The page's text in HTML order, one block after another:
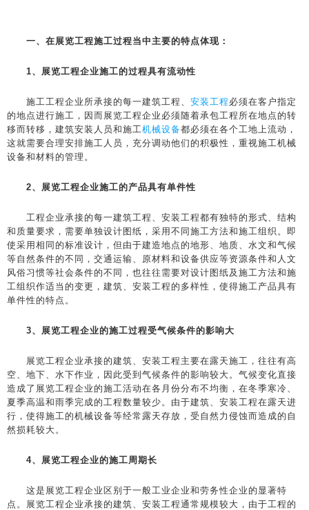
一、在展览工程施工过程当中主要的特点体现：
1、展览工程企业施工的过程具有流动性
施工工程企业所承接的每一建筑工程、 安装工程 必须在客户指定
的地点进行施工，因而展览工程企业必须随着承包工程所在地点的转
移而转移，建筑安装人员和施工机械设备都必须在各个工地上流动，
这就需要合理安排施工人员，充分调动他们的积极性，重视施工机械
设备和材料的管理。
2、展览工程企业施工的产品具有单件性
工程企业承接的每一建筑工程、安装工程都有独特的形式、结构
和质量要求，需要单独设计图纸，采用不同施工方法和施工组织。即
使采用相同的标准设计，但由于建造地点的地形、地质、水文和气候
等自然条件的不同，交通运输、原材料和设备供应等资源条件和人文
风俗习惯等社会条件的不同，也往往需要对设计图纸及施工方法和施
工组织作适当的变更，建筑、安装工程的多样性，使得施工产品具有
单件性的特点。
3、展览工程企业的施工过程受气候条件的影响大
展览工程企业承接的建筑、安装工程主要在露天施工，往往有高
空、地下、水下作业，因此受到气候条件的影响较大。气候变化直接
造成了展览工程企业的施工活动在各月份分布不均衡，在冬季寒冷、
夏季高温和雨季完成的工程数量较少。由于建筑、安装工程在露天进
行，使得施工的机械设备等经常露天存放，受自然力侵蚀而造成的自
然损耗较大。
4、展览工程企业的施工周期长
这是展览工程企业区别于一般工业企业和劳务性企业的显著特
点。展览工程企业承接的建筑、安装工程通常规模较大，由于工程的